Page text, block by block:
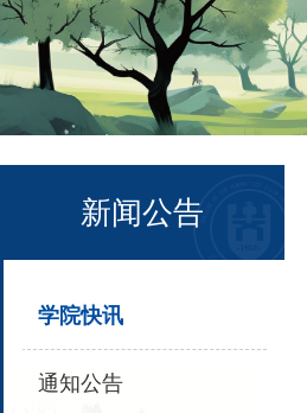
新闻公告
学院快讯
通知公告